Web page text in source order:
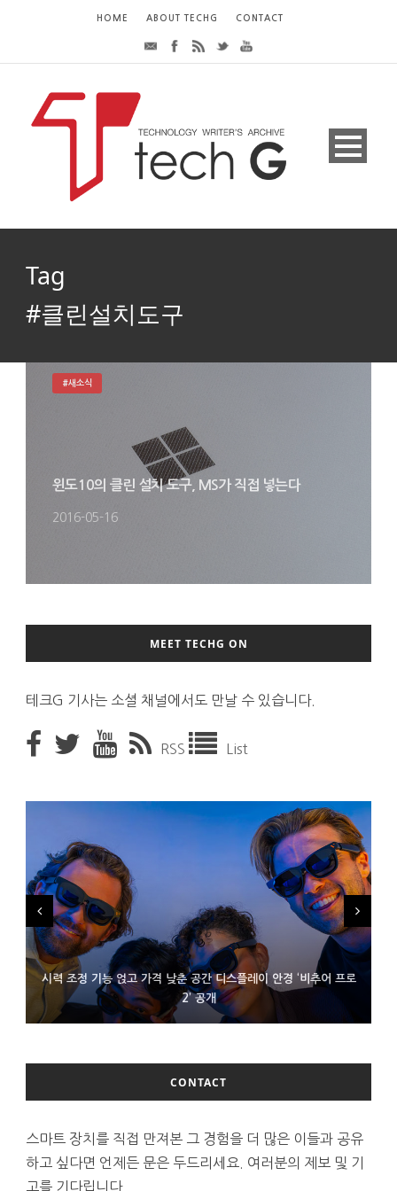
HOME ABOUT TECHG CONTACT
Tag
#클린설치도구
윈도10의 클린 설치 도구, MS가 직접 넣는다
2016-05-16
#새소식
MEET TECHG ON
테크G 기사는 소셜 채널에서도 만날 수 있습니다.
RSS List
시력 조정 기능 얹고 가격 낮춘 공간 디스플레이 안경 ‘비추어 프로
2’ 공개
D램 부족에 10억달러어치 아이폰18 프로세서 패키징 대기 중
300~400달러 반지형 스피커 준비하는 오픈AI
CONTACT
스마트 장치를 직접 만져본 그 경험을 더 많은 이들과 공유
하고 싶다면 언제든 문은 두드리세요. 여러분의 제보 및 기
고를 기다립니다.